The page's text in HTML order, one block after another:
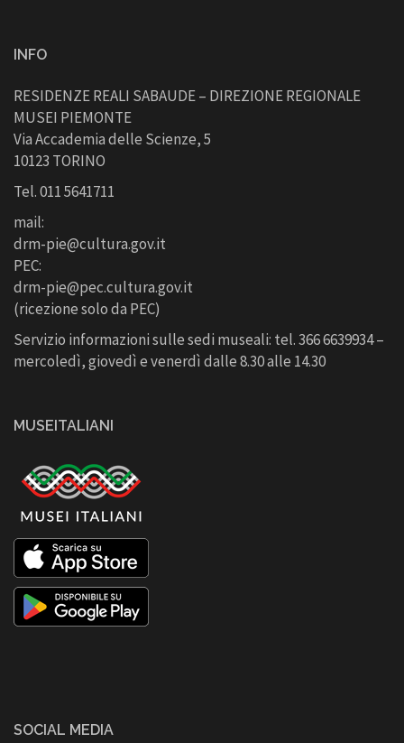
INFO
RESIDENZE REALI SABAUDE – DIREZIONE REGIONALE
MUSEI PIEMONTE
Via Accademia delle Scienze, 5
10123 TORINO
Tel. 011 5641711
mail:
drm-pie@cultura.gov.it
PEC:
drm-pie@pec.cultura.gov.it
(ricezione solo da PEC)
Servizio informazioni sulle sedi museali: tel. 366 6639934 –
mercoledì, giovedì e venerdì dalle 8.30 alle 14.30
MUSEITALIANI
SOCIAL MEDIA